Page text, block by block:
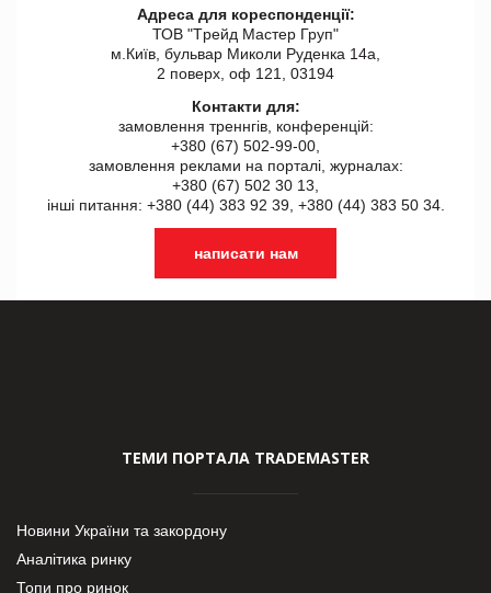
Адреса для кореспонденції:
ТОВ "Tрейд Мастер Груп"
м.Київ, бульвар Миколи Руденка 14а,
2 поверх, оф 121, 03194
Контакти для:
замовлення треннгів, конференцій:
+380 (67) 502-99-00,
замовлення реклами на порталі, журналах:
+380 (67) 502 30 13,
інші питання: +380 (44) 383 92 39, +380 (44) 383 50 34.
написати нам
ТЕМИ ПОРТАЛА TRADEMASTER
Новини України та закордону
Аналітика ринку
Топи про ринок